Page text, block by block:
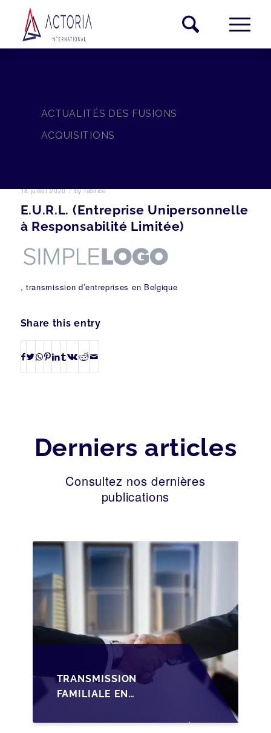
ACTUALITÉS DES FUSIONS
ACQUISITIONS
18 juillet 2020 / byfabrice
E.U.R.L. (Entreprise Unipersonnelle
à Responsabilité Limitée)
, transmission d’entreprises en Belgique
Share this entry
Derniers articles
Consultez nos dernières
publications
TRANSMISSION
FAMILIALE EN
STRUCTURER LA